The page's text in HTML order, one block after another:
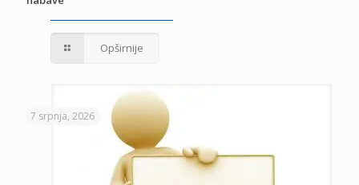
Opširnije
7 srpnja, 2026